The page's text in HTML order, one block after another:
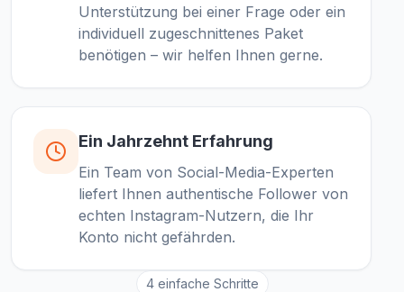
Unterstützung bei einer Frage oder ein
individuell zugeschnittenes Paket
benötigen – wir helfen Ihnen gerne.
Ein Jahrzehnt Erfahrung
Ein Team von Social-Media-Experten
liefert Ihnen authentische Follower von
echten Instagram-Nutzern, die Ihr
Konto nicht gefährden.
4 einfache Schritte